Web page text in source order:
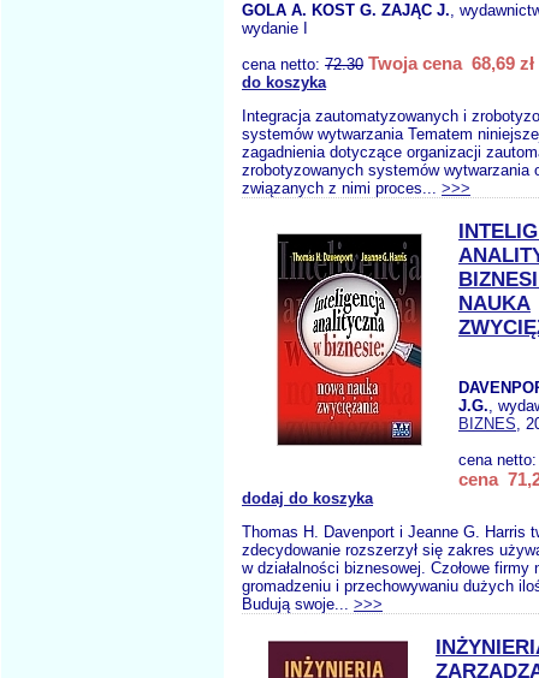
GOLA A. KOST G. ZAJĄC J.,
wydanie I
cena netto: 72.30 Twoja cena 68,69 zł
do koszyka
Integracja zautomatyzowanych i
systemów wytwarzania Tematem
zagadnienia dotyczące organizacji
zrobotyzowanych systemów wytwarzania
związanych z nimi proces... >>>
NAUKA
J.G.,
BIZNES,
cena
cena
dodaj do koszyka
Thomas H. Davenport i Jeanne G. Harris
zdecydowanie rozszerzył się zakres
w działalności biznesowej. Czołowe firmy
gromadzeniu i przechowywaniu dużych
Budują swoje... >>>